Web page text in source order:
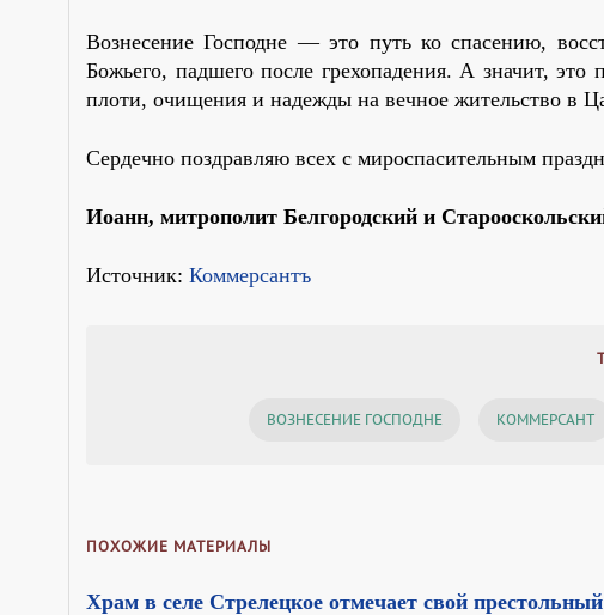
Вознесение Господне — это путь ко спасению,
Божьего, падшего после грехопадения. А значит,
плоти, очищения и надежды на вечное жительство в
Сердечно поздравляю всех с мироспасительным
Иоанн, митрополит Белгородский и
Источник: Коммерсантъ
ВОЗНЕСЕНИЕ ГОСПОДНЕ КОММЕРСАНТ
ПОХОЖИЕ МАТЕРИАЛЫ
Храм в селе Стрелецкое отмечает свой